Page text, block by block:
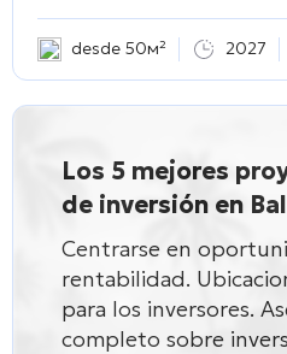
desde 50м² 2027
Los 5 mejores
de inversión en
Centrarse en
rentabilidad.
para los inversores.
completo sobre